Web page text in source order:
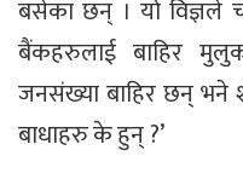
बसेका छन् । यो विज्ञले
बैंकहरुलाई बाहिर
जनसंख्या बाहिर छन्
बाधाहरु के हुन् ?’